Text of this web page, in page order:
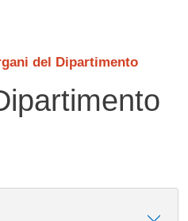
del Dipartimento